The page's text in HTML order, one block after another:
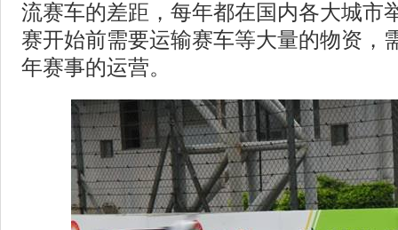
流赛车的差距，每年都在国内各大城市
赛开始前需要运输赛车等大量的物资，
年赛事的运营。